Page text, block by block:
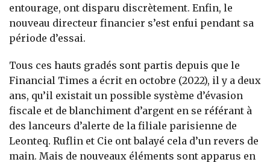
entourage, ont disparu discrètement. Enfin, le
nouveau directeur financier s’est enfui pendant sa
période d’essai.
Tous ces hauts gradés sont partis depuis que le
Financial Times a écrit en octobre (2022), il y a deux
ans, qu’il existait un possible système d’évasion
fiscale et de blanchiment d’argent en se référant à
des lanceurs d’alerte de la filiale parisienne de
Leonteq. Ruflin et Cie ont balayé cela d’un revers de
main. Mais de nouveaux éléments sont apparus en